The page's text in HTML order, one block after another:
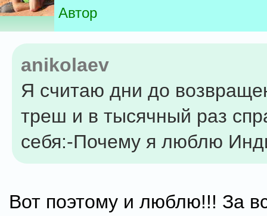
Автор
anikolaev
Я считаю дни до
треш и в тысячный раз
себя:-Почему я люблю
Вот поэтому и люблю!!! За